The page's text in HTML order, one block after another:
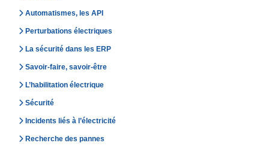
Automatismes, les API
Perturbations électriques
La sécurité dans les ERP
Savoir-faire, savoir-être
L’habilitation électrique
Sécurité
Incidents liés à l’électricité
Recherche des pannes